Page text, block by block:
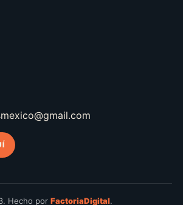
Hecho por FactoriaDigital.